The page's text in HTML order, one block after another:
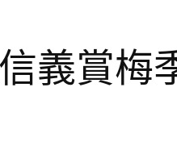
義賞梅